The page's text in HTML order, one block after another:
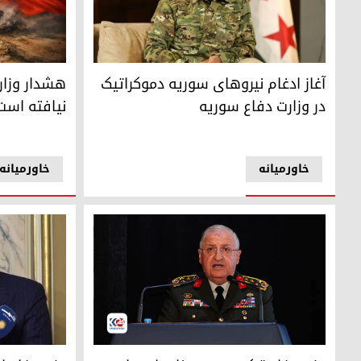
سیپان حمو، معاون وزیر دفاع سوریه
خاورمیانه
آغاز ادغام نیروهای سوریه دموکراتیک
در وزارت دفاع سوریه
هشدار
خاورمیانه
هشدار
نیافته
یاشار گولر وزیر دفاع ترکیه گ ویدو